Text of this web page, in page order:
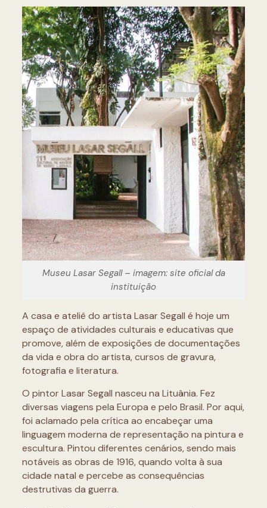
Museu Lasar Segall – imagem: site oficial da
instituição
A casa e ateliê do artista Lasar Segall é hoje um
espaço de atividades culturais e educativas que
promove, além de exposições de documentações
da vida e obra do artista, cursos de gravura,
fotografia e literatura.
O pintor Lasar Segall nasceu na Lituânia. Fez
diversas viagens pela Europa e pelo Brasil. Por aqui,
foi aclamado pela crítica ao encabeçar uma
linguagem moderna de representação na pintura e
escultura. Pintou diferentes cenários, sendo mais
notáveis as obras de 1916, quando volta à sua
cidade natal e percebe as consequências
destrutivas da guerra.